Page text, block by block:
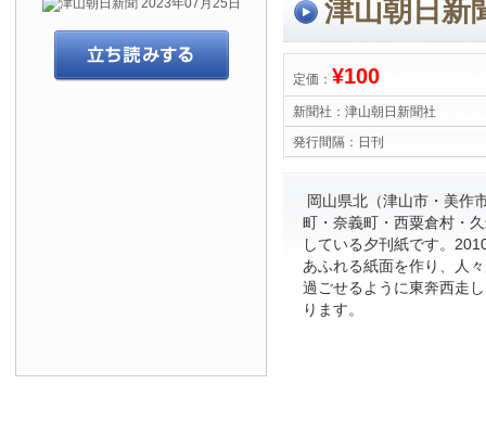
津山朝日新
定価： ¥100
新聞社： 津山朝日新聞社
発行間隔： 日刊
岡山県北（津山市・美作
町・奈義町・西粟倉村・
している夕刊紙です。
あふれる紙面を作り、人
過ごせるように東奔西走
ります。